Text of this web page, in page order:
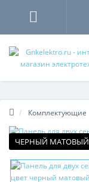
Комплектующие
ЧЕРНЫЙ МАТОВЫЙ